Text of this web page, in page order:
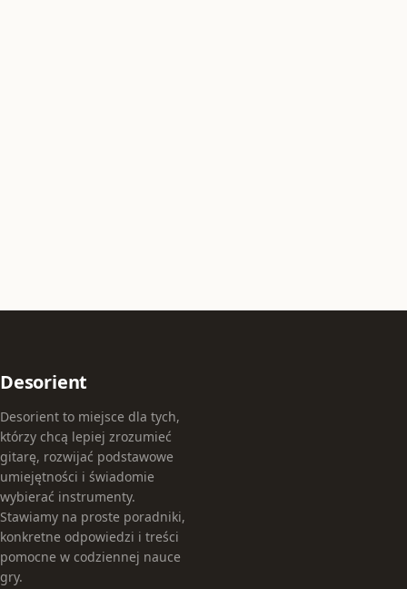
Desorient
Desorient to miejsce dla tych,
którzy chcą lepiej zrozumieć
gitarę, rozwijać podstawowe
umiejętności i świadomie
wybierać instrumenty.
Stawiamy na proste poradniki,
konkretne odpowiedzi i treści
pomocne w codziennej nauce
gry.